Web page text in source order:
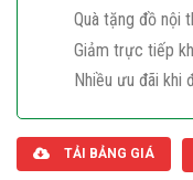
Quà tặng đồ nội
Giảm trực tiếp
Nhiều ưu đãi
TẢI BẢNG GIÁ